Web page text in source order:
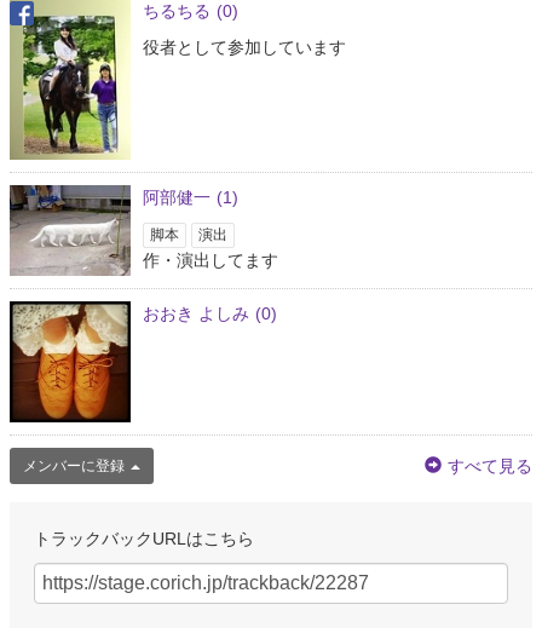
ちるちる (0)
役者として参加しています
阿部健一 (1)
脚本 演出
作・演出してます
おおき よしみ (0)
メンバーに登録 すべて見る
トラックバックURLはこちら